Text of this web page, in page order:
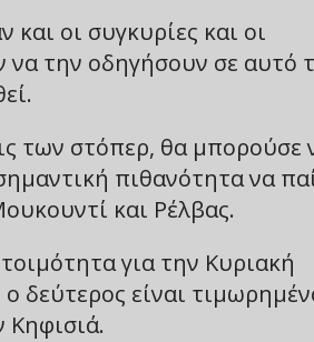
οι συγκυρίες και οι
να την οδηγήσουν σε αυτό
των στόπερ, θα μπορούσε
πιθανότητα να
και Ρέλβας.
για την Κυριακή
δεύτερος είναι
Κηφισιά.